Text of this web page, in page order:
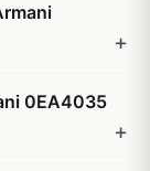
0EA4035